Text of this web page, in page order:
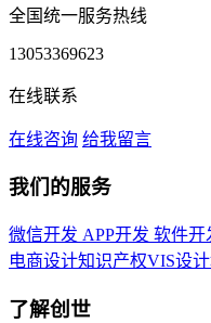
全国统一服务热线
13053369623
在线联系
在线咨询 给我留言
我们的服务
微信开发 APP开发 软件开
电商设计知识产权VIS设计
了解创世